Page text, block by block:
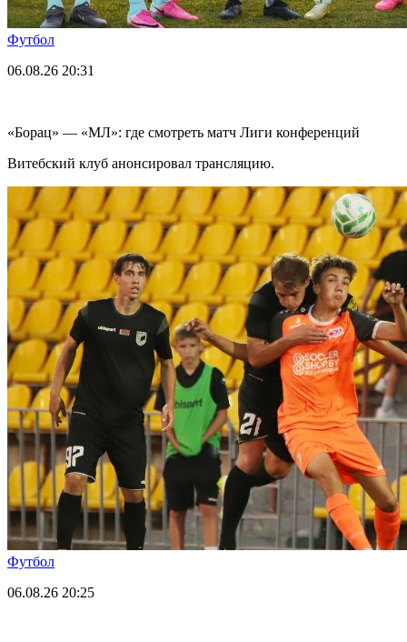
Футбол
06.08.26 20:31
«Борац» — «МЛ»: где смотреть матч Лиги конференций
Витебский клуб анонсировал трансляцию.
Футбол
06.08.26 20:25